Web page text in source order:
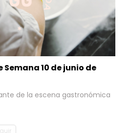
10 de junio de
de la escena gastronómica